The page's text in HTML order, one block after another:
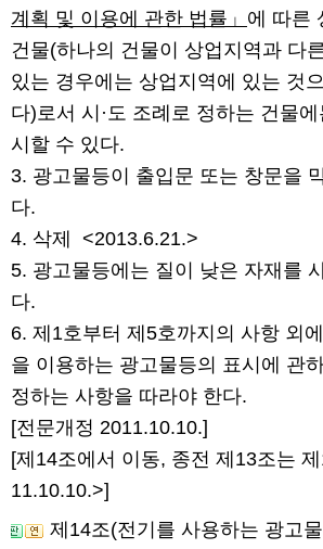
계획 및 이용에 관한 법률」 에 따른
건물(하나의 건물이 상업지역과 다
있는 경우에는 상업지역에 있는 것
다)로서 시·도 조례로 정하는 건물
시할 수 있다.
3. 광고물등이 출입문 또는 창문을
다.
4. 삭제 <2013.6.21.>
5. 광고물등에는 질이 낮은 자재를
다.
6. 제1호부터 제5호까지의 사항 외
을 이용하는 광고물등의 표시에 관
정하는 사항을 따라야 한다.
[전문개정 2011.10.10.]
[제14조에서 이동, 종전 제13조는
11.10.10.>]
제14조(전기를 사용하는 광고